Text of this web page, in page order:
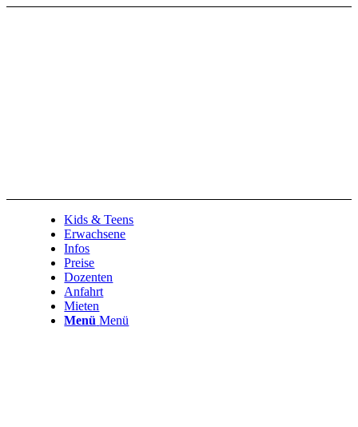
Kids & Teens
Erwachsene
Infos
Preise
Dozenten
Anfahrt
Mieten
Menü Menü